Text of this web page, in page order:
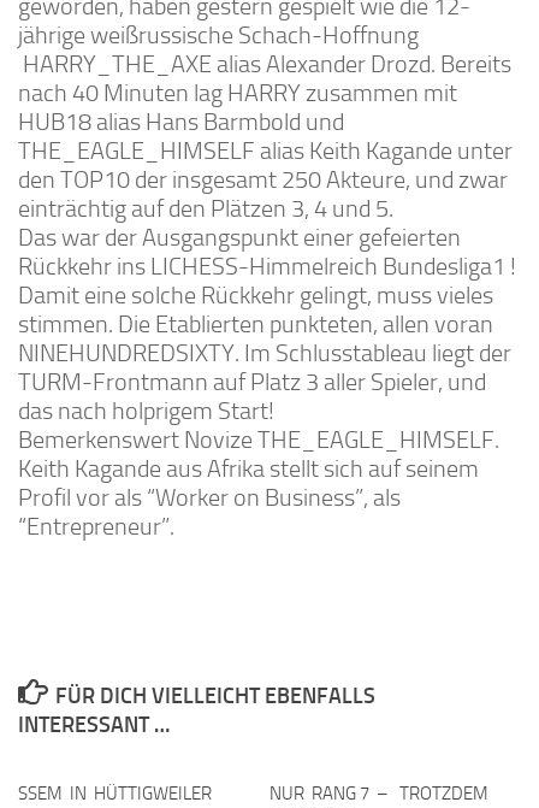
geworden, haben gestern gespielt wie die 12-
jährige weißrussische Schach-Hoffnung
HARRY_THE_AXE alias Alexander Drozd. Bereits
nach 40 Minuten lag HARRY zusammen mit
HUB18 alias Hans Barmbold und
THE_EAGLE_HIMSELF alias Keith Kagande unter
den TOP10 der insgesamt 250 Akteure, und zwar
einträchtig auf den Plätzen 3, 4 und 5.
Das war der Ausgangspunkt einer gefeierten
Rückkehr ins LICHESS-Himmelreich Bundesliga1 !
Damit eine solche Rückkehr gelingt, muss vieles
stimmen. Die Etablierten punkteten, allen voran
NINEHUNDREDSIXTY. Im Schlusstableau liegt der
TURM-Frontmann auf Platz 3 aller Spieler, und
das nach holprigem Start!
Bemerkenswert Novize THE_EAGLE_HIMSELF.
Keith Kagande aus Afrika stellt sich auf seinem
Profil vor als “Worker on Business”, als
“Entrepreneur”.
FÜR DICH VIELLEICHT EBENFALLS
INTERESSANT …
SSEM IN HÜTTIGWEILER
NUR RANG 7 – TROTZDEM